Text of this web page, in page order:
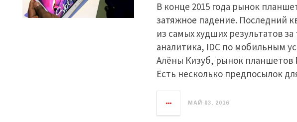
В конце 2015 года рынок
затяжное падение. Последний
из самых худших результатов
аналитика, IDC по мобильным
Алёны Кизуб, рынок планшетов
Есть несколько предпосылок
МАЙ 03, 2016